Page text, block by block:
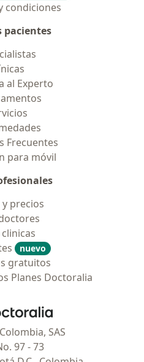
condiciones
pacientes
al Experto
Frecuentes
para móvil
y precios
nuevo
gratuitos
Planes Doctoralia
Doctoralia - Página de inicio
SAS
97 - 73